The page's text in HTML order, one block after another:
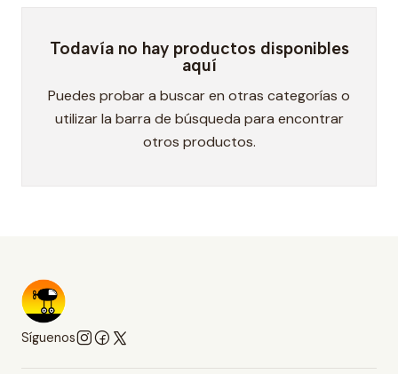
Todavía no hay productos disponibles
aquí
Puedes probar a buscar en otras categorías o
utilizar la barra de búsqueda para encontrar
otros productos.
Síguenos